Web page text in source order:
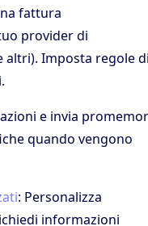
fattura
provider di
altri). Imposta regole
e invia
quando vengono
: Personalizza
informazioni